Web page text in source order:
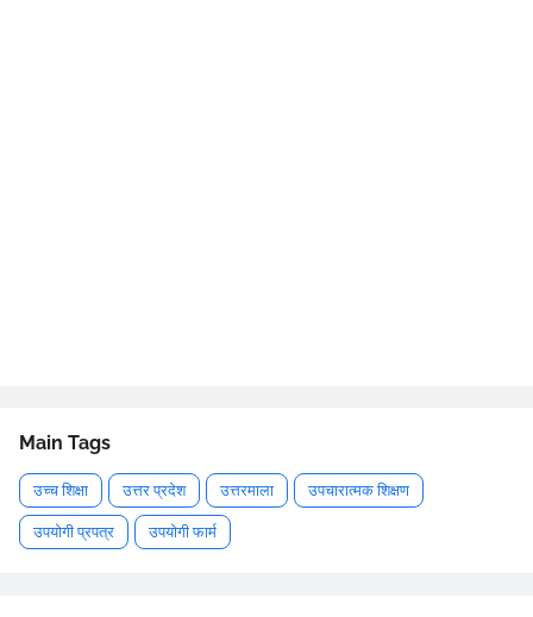
Main Tags
उच्च शिक्षा उत्तर प्रदेश उत्तरमाला उपचारात्मक शिक्षण
उपयोगी प्रपत्र उपयोगी फार्म